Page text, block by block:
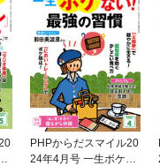
PHPからだスマイル20
24年4月号 一生ボケな